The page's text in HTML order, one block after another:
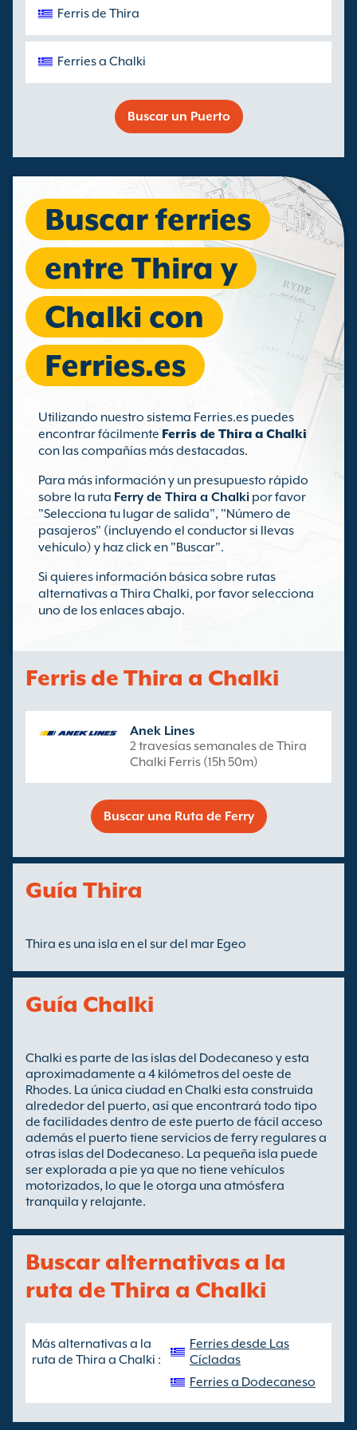
Ferris de Thira
Ferries a Chalki
Buscar un Puerto
Buscar ferries
entre Thira y
Chalki con
Ferries.es
Utilizando nuestro sistema Ferries.es puedes
encontrar fácilmente Ferris de Thira a Chalki
con las compañías más destacadas.
Para más información y un presupuesto rápido
sobre la ruta Ferry de Thira a Chalki por favor
"Selecciona tu lugar de salida", "Número de
pasajeros" (incluyendo el conductor si llevas
vehículo) y haz click en "Buscar".
Si quieres información básica sobre rutas
alternativas a Thira Chalki, por favor selecciona
uno de los enlaces abajo.
Ferris de Thira a Chalki
Anek Lines
2 travesías semanales de Thira
Chalki Ferris (15h 50m)
Buscar una Ruta de Ferry
Guía Thira
Thira es una isla en el sur del mar Egeo
Guía Chalki
Chalki es parte de las islas del Dodecaneso y esta
aproximadamente a 4 kilómetros del oeste de
Rhodes. La única ciudad en Chalki esta construida
alrededor del puerto, así que encontrará todo tipo
de facilidades dentro de este puerto de fácil acceso
además el puerto tiene servicios de ferry regulares a
otras islas del Dodecaneso. La pequeña isla puede
ser explorada a pie ya que no tiene vehículos
motorizados, lo que le otorga una atmósfera
tranquila y relajante.
Buscar alternativas a la
ruta de Thira a Chalki
Más alternativas a la
ruta de Thira a Chalki :
Ferries desde Las
Cícladas
Ferries a Dodecaneso